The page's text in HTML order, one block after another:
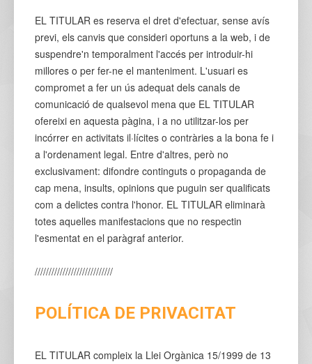
EL TITULAR es reserva el dret d'efectuar, sense avís
previ, els canvis que consideri oportuns a la web, i de
suspendre'n temporalment l'accés per introduir-hi
millores o per fer-ne el manteniment. L'usuari es
compromet a fer un ús adequat dels canals de
comunicació de qualsevol mena que EL TITULAR
ofereixi en aquesta pàgina, i a no utilitzar-los per
incórrer en activitats il·lícites o contràries a la bona fe i
a l'ordenament legal. Entre d'altres, però no
exclusivament: difondre continguts o propaganda de
cap mena, insults, opinions que puguin ser qualificats
com a delictes contra l'honor. EL TITULAR eliminarà
totes aquelles manifestacions que no respectin
l'esmentat en el paràgraf anterior.
////////////////////////////
POLÍTICA DE PRIVACITAT
EL TITULAR compleix la Llei Orgànica 15/1999 de 13